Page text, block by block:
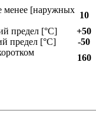
менее [наружных
10
предел [°C]
+50
предел [°C]
-50
160